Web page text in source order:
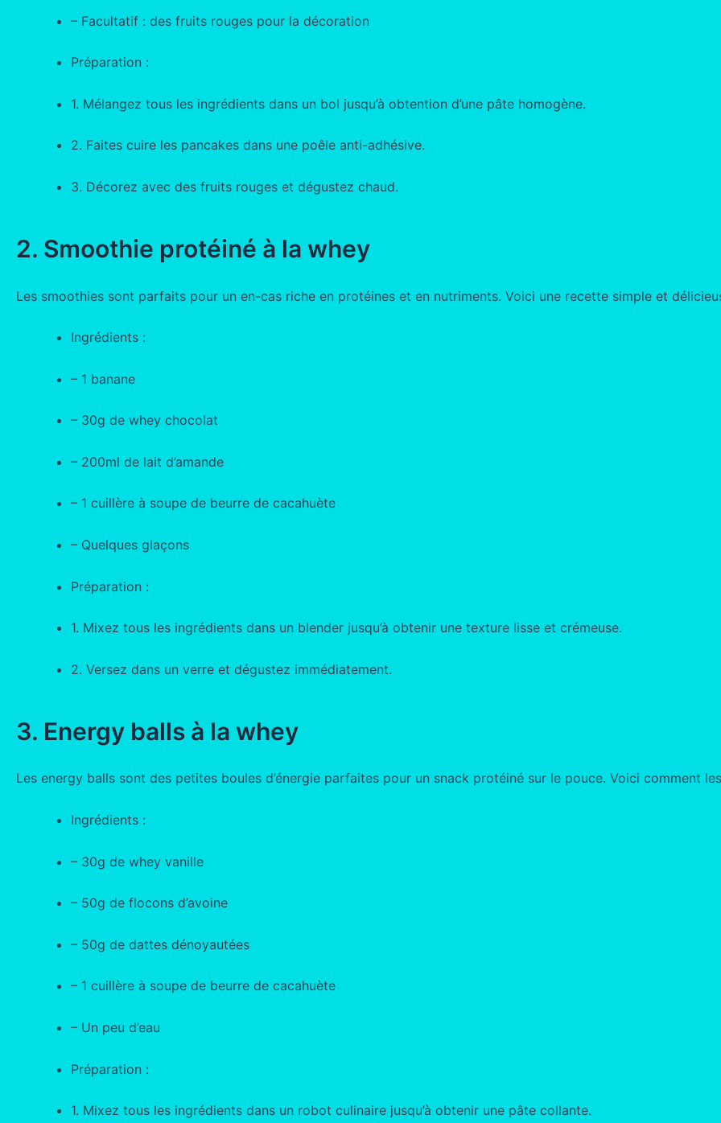
– Facultatif : des fruits rouges pour la décoration
Préparation :
1. Mélangez tous les ingrédients dans un bol jusqu’à obtention d’une pâte homogène.
2. Faites cuire les pancakes dans une poêle anti-adhésive.
3. Décorez avec des fruits rouges et dégustez chaud.
2. Smoothie protéiné à la whey
Les smoothies sont parfaits pour un en-cas riche en protéines et en nutriments. Voici une recette simple et
Ingrédients :
– 1 banane
– 30g de whey chocolat
– 200ml de lait d’amande
– 1 cuillère à soupe de beurre de cacahuète
– Quelques glaçons
Préparation :
1. Mixez tous les ingrédients dans un blender jusqu’à obtenir une texture lisse et crémeuse.
2. Versez dans un verre et dégustez immédiatement.
3. Energy balls à la whey
Les energy balls sont des petites boules d’énergie parfaites pour un snack protéiné sur le pouce. Voici comment
Ingrédients :
– 30g de whey vanille
– 50g de flocons d’avoine
– 50g de dattes dénoyautées
– 1 cuillère à soupe de beurre de cacahuète
– Un peu d’eau
Préparation :
1. Mixez tous les ingrédients dans un robot culinaire jusqu’à obtenir une pâte collante.